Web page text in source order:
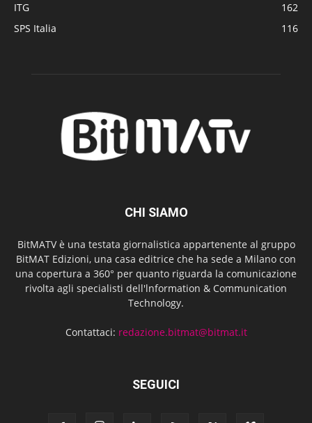
ITG
162
SPS Italia
116
CHI SIAMO
BitMATV è una testata giornalistica appartenente al gruppo
BitMAT Edizioni, una casa editrice che ha sede a Milano con
una copertura a 360° per quanto riguarda la comunicazione
rivolta agli specialisti dell'lnformation & Communication
Technology.
Contattaci: redazione.bitmat@bitmat.it
SEGUICI